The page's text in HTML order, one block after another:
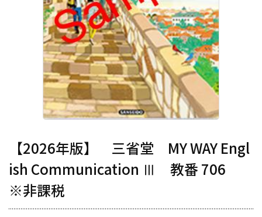
【2026年版】 三省堂 MY WAY Engl
ish Communication Ⅲ 教番 706
※非課税